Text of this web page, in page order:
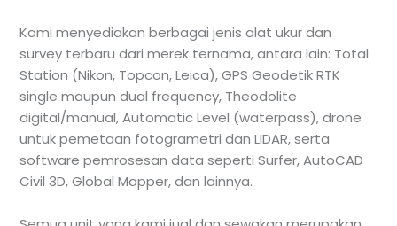
Kami menyediakan berbagai jenis alat ukur dan
survey terbaru dari merek ternama, antara lain: Total
Station (Nikon, Topcon, Leica), GPS Geodetik RTK
single maupun dual frequency, Theodolite
digital/manual, Automatic Level (waterpass), drone
untuk pemetaan fotogrametri dan LIDAR, serta
software pemrosesan data seperti Surfer, AutoCAD
Civil 3D, Global Mapper, dan lainnya.